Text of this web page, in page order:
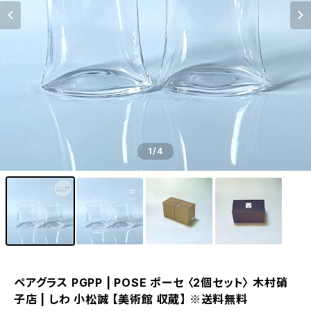
1/4
ペアグラス PGPP | POSE ポーセ 〈2個セット〉 木村硝
子店 | しわ 小松誠 【美術館 収蔵】 ※送料無料